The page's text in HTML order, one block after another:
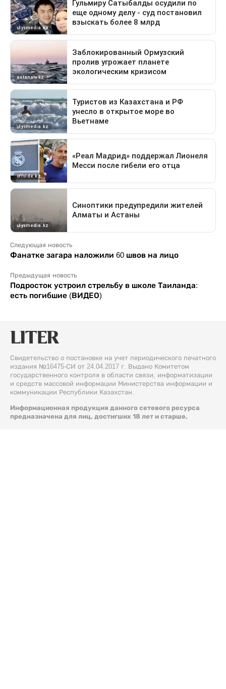
Следующая новость
Фанатке загара наложили 60 швов на лицо
Предыдущая новость
Подросток устроил стрельбу в школе Таиланда:
есть погибшие (ВИДЕО)
Свидетельство о постановке на учет периодического печатного
издания №16475-СИ от 24.04.2017 г. Выдано Комитетом
государственного контроля в области связи, информатизации
и средств массовой информации Министерства информации и
коммуникации Республики Казахстан.
Информационная продукция данного сетевого ресурса
предназначена для лиц, достигших 18 лет и старше.